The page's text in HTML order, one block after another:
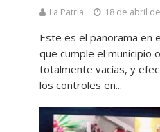
La Patria 18 de abril
Este es el panorama en
que cumple el municipio
totalmente vacías, y
los controles en...